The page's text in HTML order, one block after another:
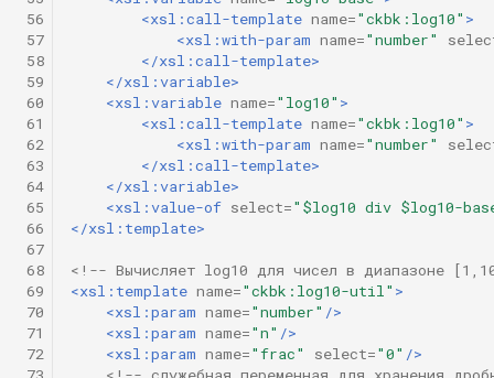
56
57
58
59
60
61
62
63
64
65
66
67
68
69
70
71
72
<xsl:call-template name="ckbk:log10" >
<xsl:with-param name="number"
</xsl:call-template>
</xsl:variable>
<xsl:variable name="log10" >
<xsl:call-template name="ckbk:log10" >
<xsl:with-param name="number"
</xsl:call-template>
</xsl:variable>
<xsl:value-of select="$log10 div $log10-
</xsl:template>
<!-- Вычисляет log10 для чисел в диапазоне
<xsl:template name="ckbk:log10-util" >
<xsl:param name="number" />
<xsl:param name="n" />
<xsl:param name="frac" select="0" />